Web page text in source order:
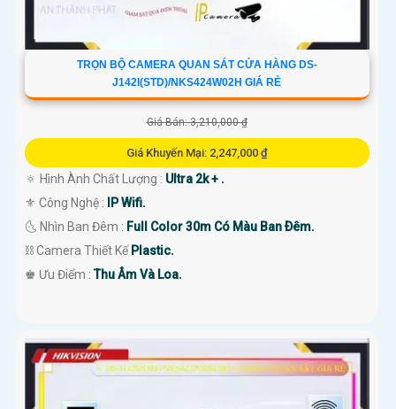
TRỌN BỘ CAMERA QUAN SÁT CỬA HÀNG DS-
J142I(STD)/NKS424W02H GIÁ RẺ
Giá Bán: 3,210,000 ₫
Giá Khuyến Mại: 2,247,000 ₫
🔅 Hình Ành Chất Lượng : Ultra 2k + .
⚜️ Công Nghệ :
IP Wifi.
🌜 Nhìn Ban Đêm : Full Color 30m Có Màu Ban Ðêm.
⛓ Camera Thiết Kế Plastic.
️♚ Ưu Điểm :Thu Âm Và Loa.